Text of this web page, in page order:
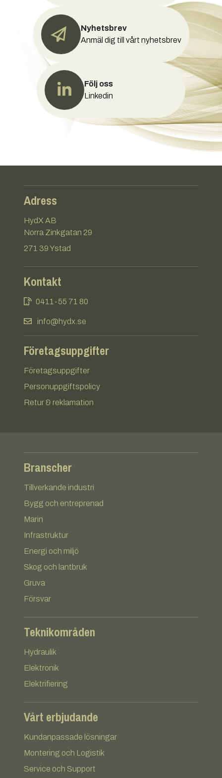
Nyhetsbrev
Anmäl dig till vårt nyhetsbrev
Följ oss
Linkedin
Adress
HydX AB
Norra Zinkgatan 29
271 39 Ystad
Kontakt
0411-55 71 80
info@hydx.se
Företagsuppgifter
Företagsuppgifter
Personuppgiftspolicy
Retur & reklamation
Branscher
Tillverkande industri
Bygg och entreprenad
Marin
Infrastruktur
Energi och miljö
Skog och lantbruk
Gruva
Försvar
Teknikområden
Hydraulik
Elektronik
Elektrifiering
Vårt erbjudande
Kundanpassade lösningar
Montering och Logistik
Service och Support